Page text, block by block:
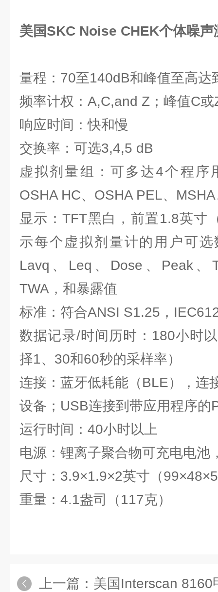
美国SKC Noise CHEK个体噪
量程：70至140dB和峰值至高达
频率计权：A,C,and Z；峰值C或
响应时间：快和慢
交换率：可选3,4,5 dB
虚拟剂量组：可多达4个程序
OSHA HC、OSHA PEL、
显示：TFT黑白，前置1.8英寸
示每个虚拟剂量计的用户可
Lavq、Leq、Dose、Peak
TWA，和暴露值
标准：符合ANSI S1.25，
数据记录/时间历时：180小时
择1、30和60秒的采样率）
连接：蓝牙低耗能（BLE），连
设备；USB连接到带应用程序的
运行时间：40小时以上
电源：锂离子聚合物可充电电池
尺寸：3.9×1.9×2英寸（
重量：4.1盎司（117克）
上一篇： 美国Interscan 8160甲